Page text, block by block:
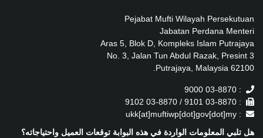
Pejabat Mufti Wilayah Persekutuan
Jabatan Perdana Menteri
Aras 5, Blok D, Kompleks Islam Putrajaya
No. 3, Jalan Tun Abdul Razak, Presint 3
62100 Putrajaya, Malaysia.
: 03-8870 9000
: 03-8870 9101 / 03-8870 9102
: ukk[at]muftiwp[dot]gov[dot]my
هل تلبي المعلومات الواردة في هذه البوابة توقعات العميل واحتياجاته؟